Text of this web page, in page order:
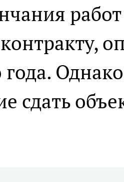
года.
сдать